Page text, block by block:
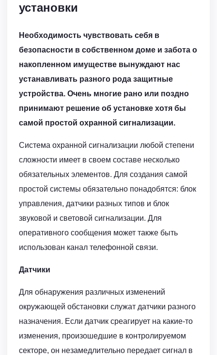
установки
Необходимость чувствовать себя в
безопасности в собственном доме и забота о
накопленном имуществе вынуждают нас
устанавливать разного рода защитные
устройства. Очень многие рано или поздно
принимают решение об установке хотя бы
самой простой охранной сигнализации.
Система охранной сигнализации любой степени
сложности имеет в своем составе несколько
обязательных элементов. Для создания самой
простой системы обязательно понадобятся: блок
управления, датчики разных типов и блок
звуковой и световой сигнализации. Для
оперативного сообщения может также быть
использован канал телефонной связи.
Датчики
Для обнаружения различных изменений
окружающей обстановки служат датчики разного
назначения. Если датчик среагирует на какие-то
изменения, произошедшие в контролируемом
секторе, он незамедлительно передает сигнал в